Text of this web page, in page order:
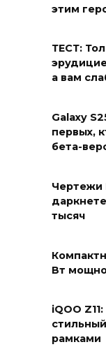
этим
ТЕСТ:
а вам
Galaxy
первых,
бета-
Чертежи
тысяч
Вт
iQOO
рамками